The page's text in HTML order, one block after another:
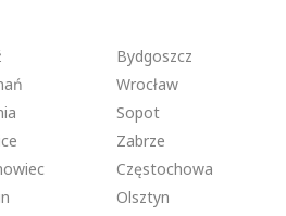
Bydgoszcz
Wrocław
Sopot
Zabrze
Częstochowa
Olsztyn